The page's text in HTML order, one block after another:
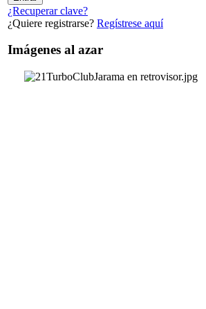
¿Recuperar clave?
¿Quiere registrarse? Regístrese aquí
Imágenes al azar